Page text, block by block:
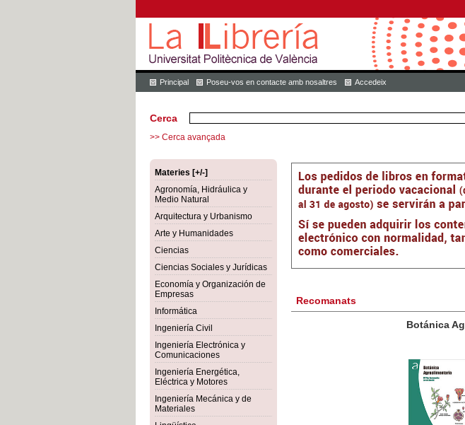
Principal Poseu-vos en contacte amb nosaltres Accedeix
Cerca
>> Cerca avançada
Materies [+/-]
Agronomía, Hidráulica y
Medio Natural
Arquitectura y Urbanismo
Arte y Humanidades
Ciencias
Ciencias Sociales y Jurídicas
Economía y Organización de
Empresas
Informática
Ingeniería Civil
Ingeniería Electrónica y
Comunicaciones
Ingeniería Energética,
Eléctrica y Motores
Ingeniería Mecánica y de
Materiales
Recomanats
Botánica Agroalimentaria
35,00 €
IVA INCLÒS